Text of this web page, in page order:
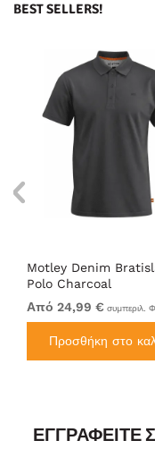
BEST SELLERS!
Motley Denim
Polo Charcoal
Από 24,99 € συμπεριλ.
Προσθήκη στο
ΕΓΓΡΑΦΕΊΤΕ